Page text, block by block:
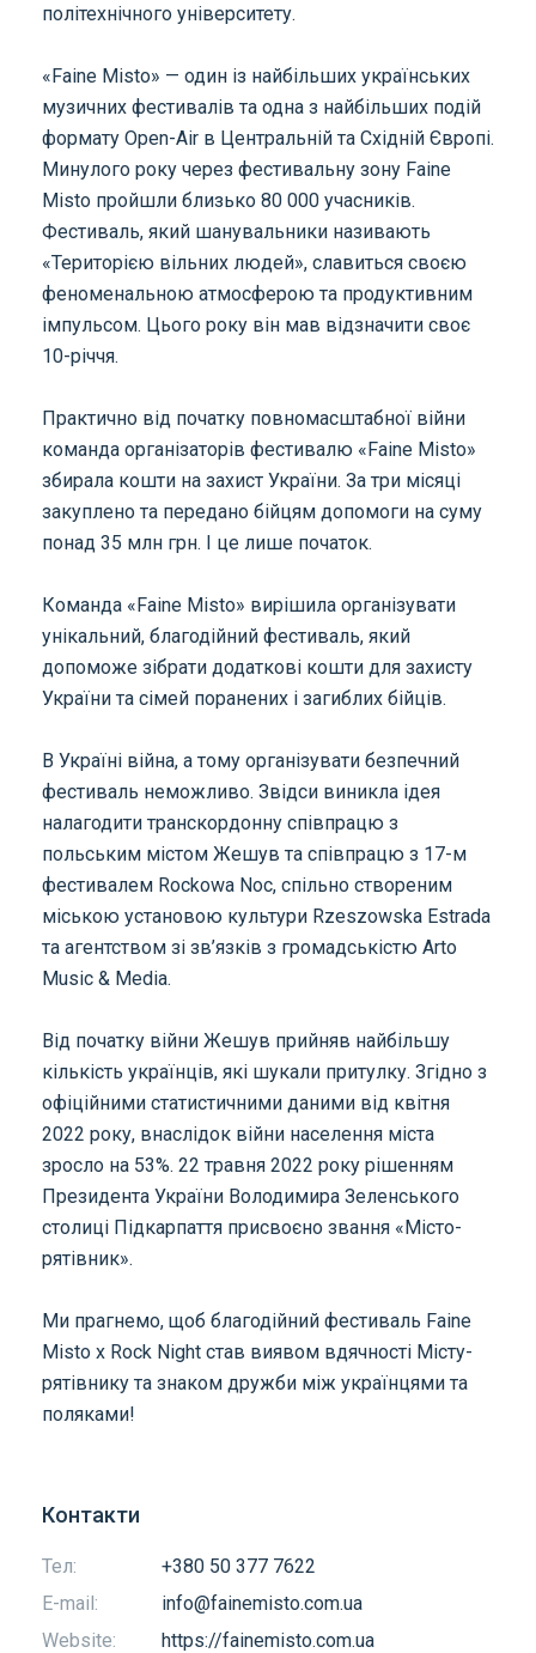
політехнічного університету.
«Faine Misto» — один із найбільших українських
музичних фестивалів та одна з найбільших подій
формату Open-Air в Центральній та Східній Європі.
Минулого року через фестивальну зону Faine
Misto пройшли близько 80 000 учасників.
Фестиваль, який шанувальники називають
«Територією вільних людей», славиться своєю
феноменальною атмосферою та продуктивним
імпульсом. Цього року він мав відзначити своє
10-річчя.
Практично від початку повномасштабної війни
команда організаторів фестивалю «Faine Misto»
збирала кошти на захист України. За три місяці
закуплено та передано бійцям допомоги на суму
понад 35 млн грн. І це лише початок.
Команда «Faine Misto» вирішила організувати
унікальний, благодійний фестиваль, який
допоможе зібрати додаткові кошти для захисту
України та сімей поранених і загиблих бійців.
В Україні війна, а тому організувати безпечний
фестиваль неможливо. Звідси виникла ідея
налагодити транскордонну співпрацю з
польським містом Жешув та співпрацю з 17-м
фестивалем Rockowa Noc, спільно створеним
міською установою культури Rzeszowska Estrada
та агентством зі зв’язків з громадськістю Arto
Music & Media.
Від початку війни Жешув прийняв найбільшу
кількість українців, які шукали притулку. Згідно з
офіційними статистичними даними від квітня
2022 року, внаслідок війни населення міста
зросло на 53%. 22 травня 2022 року рішенням
Президента України Володимира Зеленського
столиці Підкарпаття присвоєно звання «Місто-
рятівник».
Ми прагнемо, щоб благодійний фестиваль Faine
Misto х Rock Night став виявом вдячності Місту-
рятівнику та знаком дружби між українцями та
поляками!
Контакти
Тел:
+380 50 377 7622
E-mail:
info@fainemisto.com.ua
Website:
https://fainemisto.com.ua